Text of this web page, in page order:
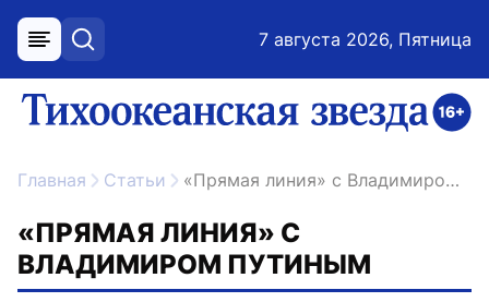
меню поиск 7 августа 2026, Пятница
ссылка на главную
Главная Статьи «Прямая линия» с Владимиром Путиным
«ПРЯМАЯ ЛИНИЯ» С
ВЛАДИМИРОМ ПУТИНЫМ